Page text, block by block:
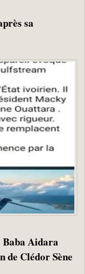
sa
Baba Aidara
de Clédor Sène